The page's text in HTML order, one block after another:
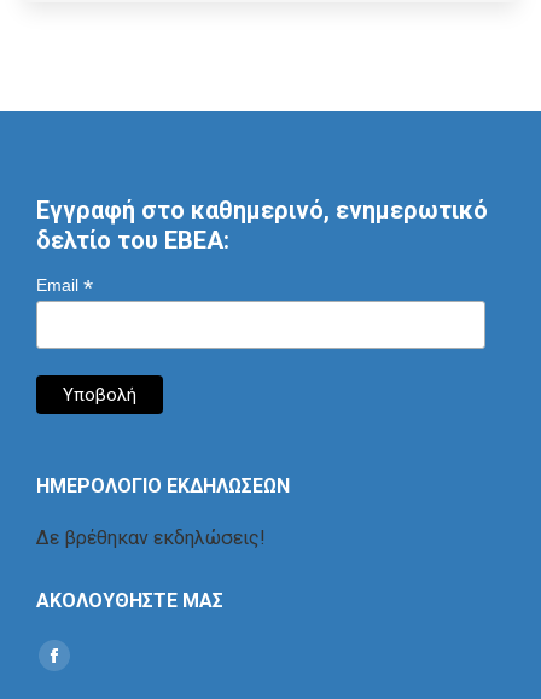
Εγγραφή στο καθημερινό, ενημερωτικό
δελτίο του ΕΒΕΑ:
Email *
ΗΜΕΡΟΛΟΓΙΟ ΕΚΔΗΛΩΣΕΩΝ
Δε βρέθηκαν εκδηλώσεις!
ΑΚΟΛΟΥΘΗΣΤΕ ΜΑΣ
Find us on:
Social